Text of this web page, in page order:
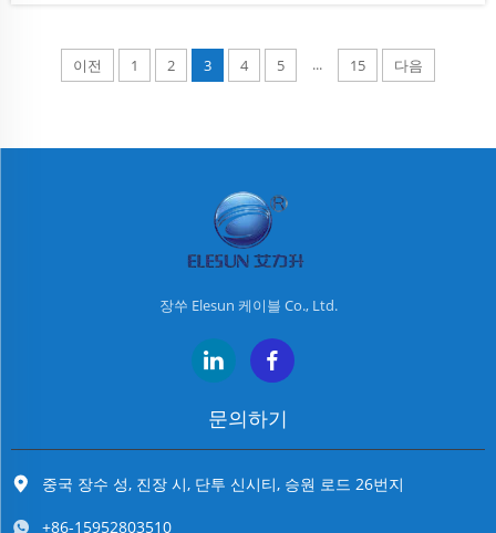
자 합니
다. 와이
자동차, 산
업용 기계
이전 1 2 3 4 5 ... 15 다음
장쑤 Elesun 케이블 Co., Ltd.
문의하기
중국 장수 성, 진장 시, 단투 신시티, 승원 로드 26번지
+86-15952803510